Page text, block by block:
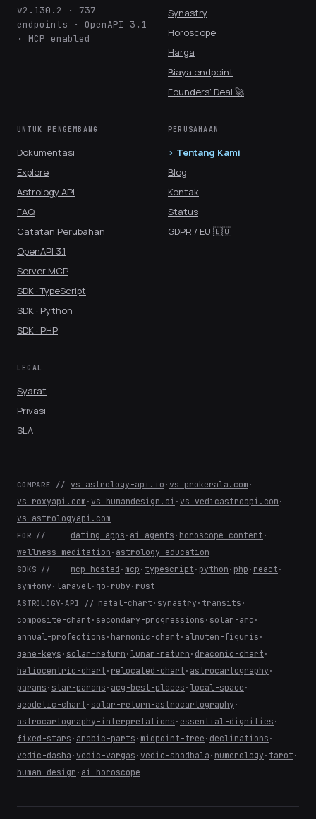
v2.130.2 · 737
endpoints · OpenAPI 3.1
· MCP enabled
Synastry
Horoscope
Harga
Biaya endpoint
Founders' Deal 🚀
UNTUK PENGEMBANG
Dokumentasi
Explore
Astrology API
FAQ
Catatan Perubahan
OpenAPI 3.1
Server MCP
SDK · TypeScript
SDK · Python
SDK · PHP
PERUSAHAAN
Tentang Kami
Blog
Kontak
Status
GDPR / EU 🇪🇺
LEGAL
Syarat
Privasi
SLA
COMPARE // vs astrology-api.io · vs prokerala.com ·
vs roxyapi.com · vs humandesign.ai · vs vedicastroapi.com ·
vs astrologyapi.com
FOR // dating-apps · ai-agents · horoscope-content ·
wellness-meditation · astrology-education
SDKS // mcp-hosted · mcp · typescript · python · php · react ·
symfony · laravel· go · ruby · rust
ASTROLOGY-API // natal-chart · synastry · transits ·
composite-chart · secondary-progressions · solar-arc ·
annual-profections · harmonic-chart · almuten-figuris ·
gene-keys · solar-return · lunar-return · draconic-chart ·
heliocentric-chart · relocated-chart · astrocartography ·
parans · star-parans · acg-best-places · local-space ·
geodetic-chart · solar-return-astrocartography ·
astrocartography-interpretations · essential-dignities ·
fixed-stars · arabic-parts · midpoint-tree · declinations ·
vedic-dasha · vedic-vargas · vedic-shadbala · numerology · tarot ·
human-design · ai-horoscope